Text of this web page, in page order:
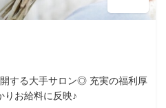
する大手サロン◎ 充実の福利厚
りお給料に反映♪